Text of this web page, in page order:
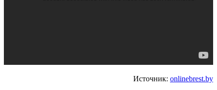
Источник: onlinebrest.by